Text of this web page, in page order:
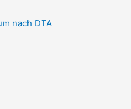
nach DTA